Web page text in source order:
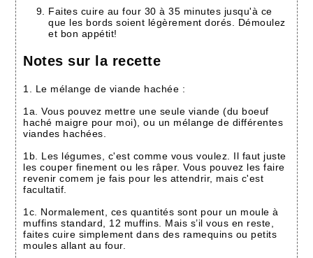
Faites cuire au four 30 à 35 minutes jusqu'à ce
que les bords soient légèrement dorés. Démoulez
et bon appétit!
Notes sur la recette
1. Le mélange de viande hachée :
1a. Vous pouvez mettre une seule viande (du boeuf
haché maigre pour moi), ou un mélange de différentes
viandes hachées.
1b. Les légumes, c'est comme vous voulez. Il faut juste
les couper finement ou les râper. Vous pouvez les faire
revenir comem je fais pour les attendrir, mais c'est
facultatif.
1c. Normalement, ces quantités sont pour un moule à
muffins standard, 12 muffins. Mais s’il vous en reste,
faites cuire simplement dans des ramequins ou petits
moules allant au four.